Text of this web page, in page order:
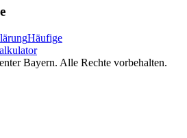
Häufige
Bayern. Alle Rechte vorbehalten.